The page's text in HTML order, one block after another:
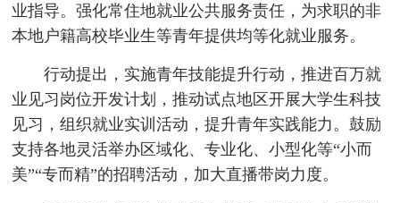
业指导。强化常住地就业公共服务责任，为求职的非
本地户籍高校毕业生等青年提供均等化就业服务。
行动提出，实施青年技能提升行动，推进百万就
业见习岗位开发计划，推动试点地区开展大学生科技
见习，组织就业实训活动，提升青年实践能力。鼓励
支持各地灵活举办区域化、专业化、小型化等“小而
美”“专而精”的招聘活动，加大直播带岗力度。